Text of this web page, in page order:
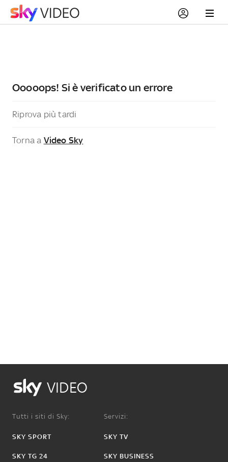
Ooooops! Si è verificato un errore
Riprova più tardi
Torna a Video Sky
VIDEO
Tutti i siti di Sky:
SKY SPORT
SKY TG 24
Servizi:
SKY TV
SKY BUSINESS